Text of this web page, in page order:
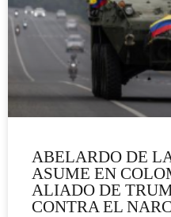
ABELARDO DE
ASUME EN
ALIADO DE
CONTRA EL